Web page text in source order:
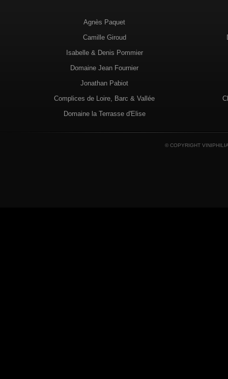
Agnès Paquet
Camille Giroud
Isabelle & Denis Pommier
Domaine Jean Fournier
Jonathan Pabiot
Complices de Loire, Barc & Vallée
Domaine la Terrasse d'Elise
© COPYRIGHT